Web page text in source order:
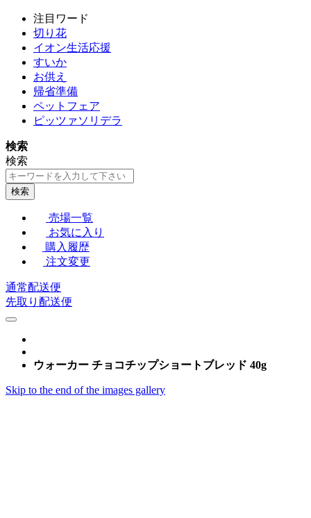
注目ワード
切り花
イオン生活応援
すいか
お供え
帰省準備
ペットフェア
ピッツァソリデラ
検索
検索
検索
売場一覧
お気に入り
購入履歴
注文変更
通常配送便
先取り配送便
ウォーカー チョコチップショートブレッド 40g
Skip to the end of the images gallery